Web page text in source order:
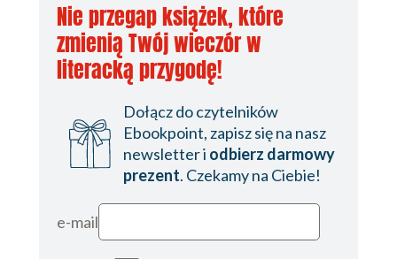
Nie przegap książek, które
zmienią Twój wieczór w
literacką przygodę!
Dołącz do czytelników
Ebookpoint, zapisz się na nasz
newsletter i odbierz darmowy
prezent. Czekamy na Ciebie!
e-mail